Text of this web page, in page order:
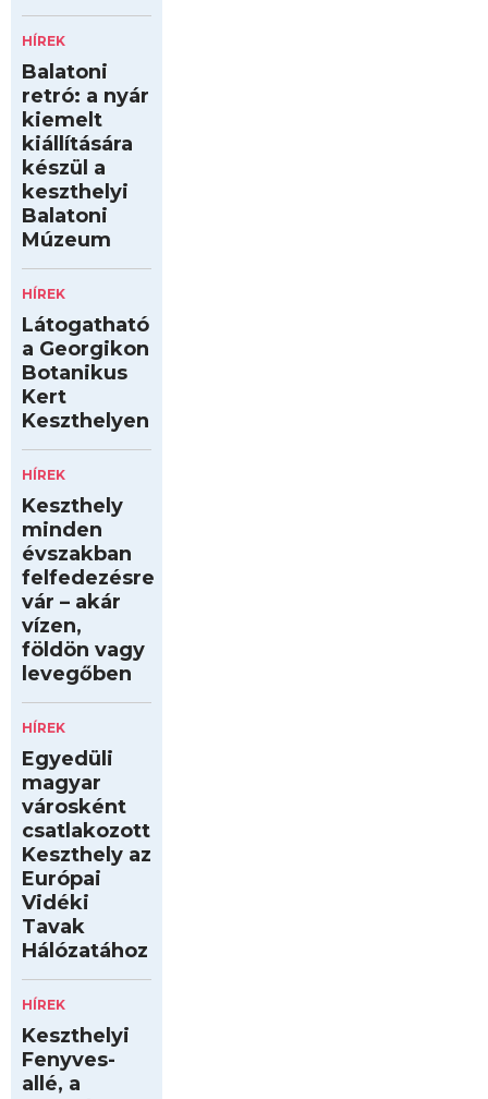
HÍREK
Balatoni
retró: a nyár
kiemelt
kiállítására
készül a
keszthelyi
Balatoni
Múzeum
HÍREK
Látogatható
a Georgikon
Botanikus
Kert
Keszthelyen
HÍREK
Keszthely
minden
évszakban
felfedezésre
vár – akár
vízen,
földön vagy
levegőben
HÍREK
Egyedüli
magyar
városként
csatlakozott
Keszthely az
Európai
Vidéki
Tavak
Hálózatához
HÍREK
Keszthelyi
Fenyves-
allé, a